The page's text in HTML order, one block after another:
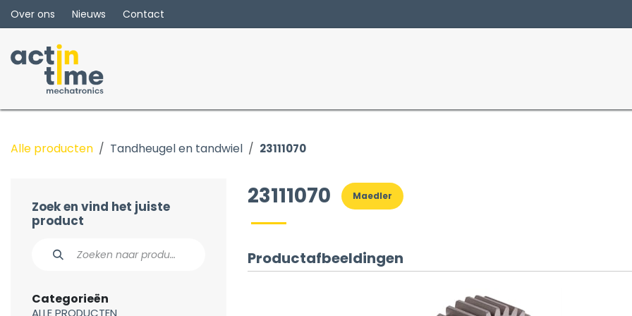
Overslaan naar inhoud
Over ons Nieuws Contact
Alle producten Tandheugel en tandwiel 23111070
Zoek en vind het juiste
product
Categorieën
ALLE PRODUCTEN
23111070 Maedler
Productafbeeldingen